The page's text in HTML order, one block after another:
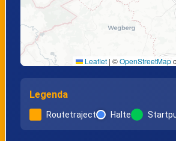
Leaflet | ©OpenStreetMap
Legenda
Routetraject Halte